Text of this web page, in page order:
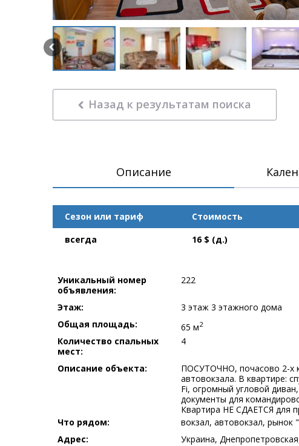
Назад к результатам поиска
Описание
Сезон или тариф Стоимость
всегда
16 $ (д.)
Уникальный номер
объявления:
222
Этаж:
3 этаж 3 этажного дома
Общая площадь:
65 м2
Количество спальных
мест:
4
Описание объекта:
ПОСУТОЧНО, почасово 2-х
автовокзала. В квартире:
Fi, огромный угловой
документы для
Квартира НЕ СДАЕТСЯ для
Что рядом:
вокзал, автовокзал, рынок
Адрес:
Украина,